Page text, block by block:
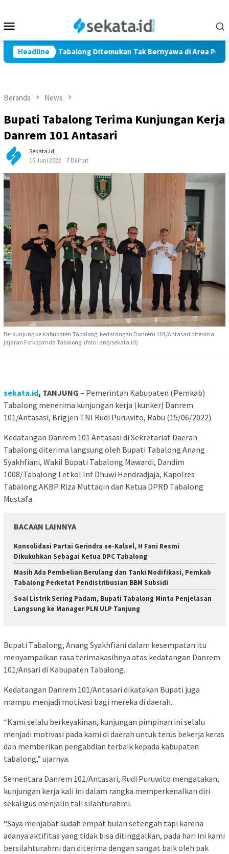
konten
Mobile
Headline
Marindi Tabalong Ditemukan Tak Bernyawa di Area
Beranda News
Bupati Tabalong Terima Kunjungan Kerja
Danrem 101 Antasari
Sekata.id
15 Juni 2022
7 Dilihat
Berkunjung ke Kabupaten Tabalong, kedatangan Danrem 101/Antasari diterima
jajaran Forkopimda Tabalong. (foto : anb/sekata.id)
sekata.id, TANJUNG – Pemerintah Kabupaten (Pemkab)
Tabalong menerima kunjungan kerja (kunker) Danrem
101/Antasasi, Brigjen TNI Rudi Puruwito, Rabu (15/06/2022).
Kedatangan Danrem 101 Antasasi di Sekretariat Daerah
Tabalong diterima langsung oleh Bupati Tabalong Anang
Syakhfiani, Wakil Bupati Tabalong Mawardi, Dandim
1008/Tabalong Letkol Inf Dhuwi Hendradjaja, Kapolres
Tabalong AKBP Riza Muttaqin dan Ketua DPRD Tabalong
Mustafa.
BACAAN LAINNYA
Konsolidasi Partai Gerindra se-Kalsel, H Fani Resmi
Dikukuhkan Sebagai Ketua DPC Tabalong
Masih Ada Pembelian Berulang dan Tanki Modifikasi, Pemkab
Tabalong Perketat Pendistribusian BBM Subsidi
Soal Listrik Sering Padam, Bupati Tabalong Minta Penjelasan
Langsung ke Manager PLN ULP Tanjung
Bupati Tabalong, Anang Syakhfiani dalam kesempatan itu
menyampaikan rasa terimakasihnya atas kedatangan Danrem
101/Ansari di Kabupaten Tabalong.
Kedatangan Danrem 101/Antasari dikatakan Bupati juga
mampu menjadi motivasi bagi mereka di daerah.
“Kami selalu berkeyakinan, kunjungan pimpinan ini selalu
menjadi motivasi pada kami di daerah untuk terus bekerja keras
dan memberikan pengabdian terbaik kepada kabupaten
tabalong,” ujarnya.
Sementara Danrem 101/Antasari, Rudi Puruwito mengatakan,
kunjungan kerja kali ini dalam rangka memperkenalkan diri
sekaligus menjalin tali silahturahmi.
“Saya menjabat sudah empat bulan setengah tapi karena
adanya aktifitas yang tidak bisa ditinggalkan, pada hari ini kami
bersilahturahmi dan diterima dengan sangat baik oleh pak